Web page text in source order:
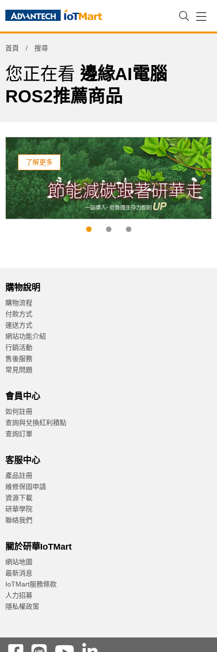
首頁 搜尋
您正在看 邊緣AI電腦
ROS2推薦商品
了解更多
購物說明
購物流程
付款方式
運送方式
網站功能介紹
行銷活動
售後服務
常見問題
會員中心
如何註冊
查詢與兌換紅利積點
查詢訂單
客服中心
產品註冊
維修保固申請
資源下載
研華學院
聯絡我們
關於研華IoTMart
網站地圖
最新消息
IoTMart服務條款
人力招募
隱私權政策